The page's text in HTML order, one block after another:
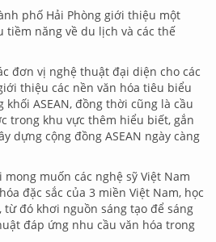
phố Hải Phòng giới thiệu một
năng về du lịch và các thế
đơn vị nghệ thuật đại diện cho các
thiệu các nền văn hóa tiêu biểu
ASEAN, đồng thời cũng là cầu
trong khu vực thêm hiểu biết, gắn
dựng cộng đồng ASEAN ngày càng
muốn các nghệ sỹ Việt Nam
đặc sắc của 3 miền Việt Nam, học
từ đó khơi nguồn sáng tạo để sáng
đáp ứng nhu cầu văn hóa trong